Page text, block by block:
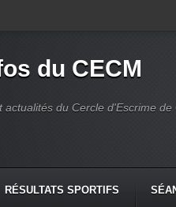
du CECM
actualités du Cercle d'Escrime de
RÉSULTATS SPORTIFS